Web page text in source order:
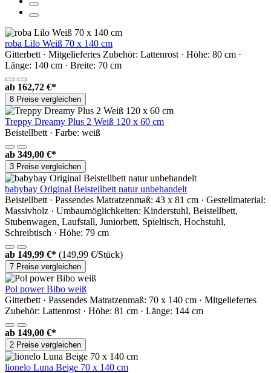
roba Lilo Weiß 70 x 140 cm
Gitterbett · Mitgeliefertes Zubehör: Lattenrost · Höhe: 80 cm ·
Länge: 140 cm · Breite: 70 cm
ab 162,72 €*
8 Preise vergleichen
Treppy Dreamy Plus 2 Weiß 120 x 60 cm
Beistellbett · Farbe: weiß
ab 349,00 €*
3 Preise vergleichen
babybay Original Beistellbett natur unbehandelt
Beistellbett · Passendes Matratzenmaß: 43 x 81 cm · Gestellmaterial:
Massivholz · Umbaumöglichkeiten: Kinderstuhl, Beistellbett,
Stubenwagen, Laufstall, Juniorbett, Spieltisch, Hochstuhl,
Schreibtisch · Höhe: 79 cm
ab 149,99 €* (149,99 €/Stück)
7 Preise vergleichen
Pol power Bibo weiß
Gitterbett · Passendes Matratzenmaß: 70 x 140 cm · Mitgeliefertes
Zubehör: Lattenrost · Höhe: 81 cm · Länge: 144 cm
ab 149,00 €*
2 Preise vergleichen
lionelo Luna Beige 70 x 140 cm